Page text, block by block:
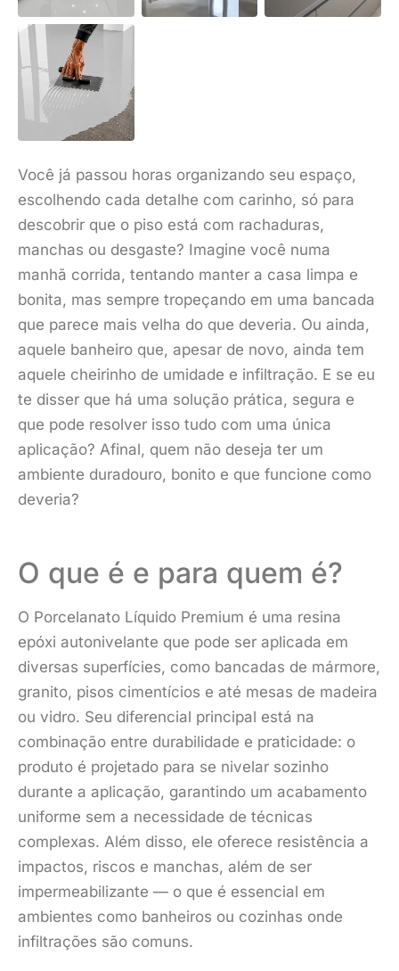
Você já passou horas organizando seu espaço,
escolhendo cada detalhe com carinho, só para
descobrir que o piso está com rachaduras,
manchas ou desgaste? Imagine você numa
manhã corrida, tentando manter a casa limpa e
bonita, mas sempre tropeçando em uma bancada
que parece mais velha do que deveria. Ou ainda,
aquele banheiro que, apesar de novo, ainda tem
aquele cheirinho de umidade e infiltração. E se eu
te disser que há uma solução prática, segura e
que pode resolver isso tudo com uma única
aplicação? Afinal, quem não deseja ter um
ambiente duradouro, bonito e que funcione como
deveria?
O que é e para quem é?
O Porcelanato Líquido Premium é uma resina
epóxi autonivelante que pode ser aplicada em
diversas superfícies, como bancadas de mármore,
granito, pisos cimentícios e até mesas de madeira
ou vidro. Seu diferencial principal está na
combinação entre durabilidade e praticidade: o
produto é projetado para se nivelar sozinho
durante a aplicação, garantindo um acabamento
uniforme sem a necessidade de técnicas
complexas. Além disso, ele oferece resistência a
impactos, riscos e manchas, além de ser
impermeabilizante — o que é essencial em
ambientes como banheiros ou cozinhas onde
infiltrações são comuns.